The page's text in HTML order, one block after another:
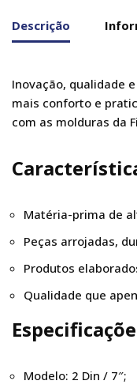
Descrição
Inovação, qualidade
mais conforto e
com as molduras da
Matéria-prima de
Peças arrojadas,
Produtos
Qualidade que
Modelo: 2 Din / 7″;